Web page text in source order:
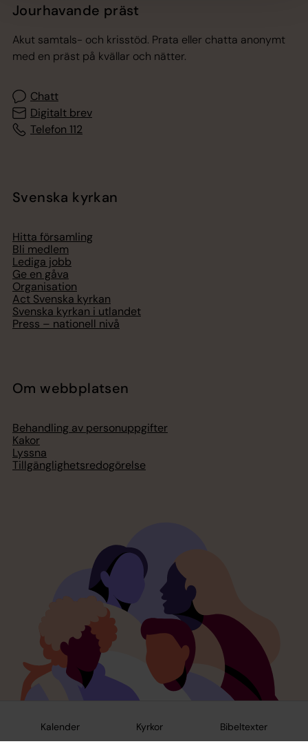
Kalender Kyrkor Bibeltexter
Jourhavande präst
Akut samtals- och krisstöd. Prata eller chatta anonymt
med en präst på kvällar och nätter.
Chatt
Digitalt brev
Telefon 112
Svenska kyrkan
Hitta församling
Bli medlem
Lediga jobb
Ge en gåva
Organisation
Act Svenska kyrkan
Svenska kyrkan i utlandet
Press – nationell nivå
Om webbplatsen
Behandling av personuppgifter
Kakor
Lyssna
Tillgänglighetsredogörelse